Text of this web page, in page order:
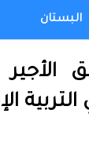
البستان